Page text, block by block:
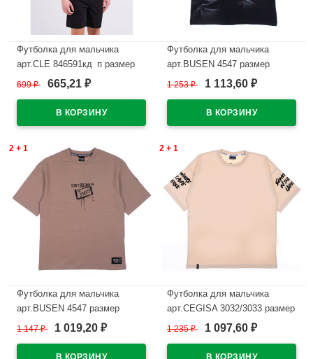
Футболка для мальчика
арт.CLE 846591кд_п размер
34/134-42/158 цвет зеленый
699₽ 665,21 ₽
Футболка для мальчика
арт.BUSEN 4547 размер
36/140-44/164 цвет черный
1 253₽ 1 113,60 ₽
2 + 1
Футболка для мальчика
арт.BUSEN 4547 размер
34/134-42/158 цвет
1 147₽ 1 019,20 ₽
2 + 1
Футболка для мальчика
арт.CEGISA 3032/3033 размер
36/140-46/170 цвет бежевый
1 235₽ 1 097,60 ₽